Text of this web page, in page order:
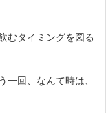
むタイミングを図る
一回、なんて時は、